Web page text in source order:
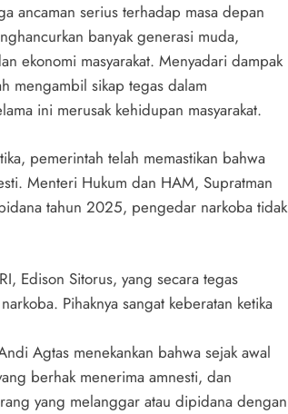
ancaman serius terhadap masa depan
banyak generasi muda,
ekonomi masyarakat. Menyadari dampak
mengambil sikap tegas dalam
ini merusak kehidupan masyarakat.
pemerintah telah memastikan bahwa
Menteri Hukum dan HAM, Supratman
tahun 2025, pengedar narkoba tidak
Edison Sitorus, yang secara tegas
Pihaknya sangat keberatan ketika
Agtas menekankan bahwa sejak awal
berhak menerima amnesti, dan
yang melanggar atau dipidana dengan